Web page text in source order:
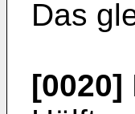
Das
[0020]